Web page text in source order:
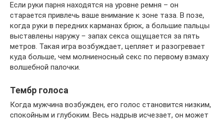
Если руки парня находятся на уровне ремня – он
старается привлечь ваше внимание к зоне таза. В позе,
когда руки в передних карманах брюк, а большие пальцы
выставлены наружу – запах секса ощущается за пять
метров. Такая игра возбуждает, цепляет и разогревает
куда больше, чем молниеносный секс по первому взмаху
волшебной палочки.
Тембр голоса
Когда мужчина возбужден, его голос становится низким,
спокойным и глубоким. Весь надрыв исчезает, он может